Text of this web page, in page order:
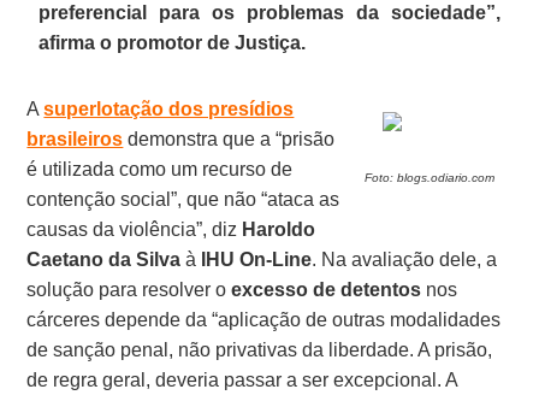
preferencial para os problemas da sociedade”,
afirma o promotor de Justiça.
Foto: blogs.odiario.com
Asuperlotação dos presídios
brasileiros demonstra que a “prisão
é utilizada como um recurso de
contenção social”, que não “ataca as
causas da violência”, diz Haroldo
Caetano da Silva à IHU On-Line. Na avaliação dele, a
solução para resolver oexcesso de detentos nos
cárceres depende da “aplicação de outras modalidades
de sanção penal, não privativas da liberdade. A prisão,
de regra geral, deveria passar a ser excepcional. A